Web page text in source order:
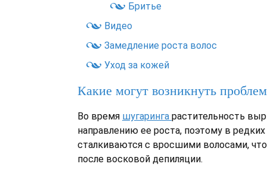
Бритье
Видео
Замедление роста волос
Уход за кожей
Какие могут возникнуть
Во время шугаринга растительность
направлению ее роста, поэтому в
сталкиваются с вросшими волосами,
после восковой депиляции.